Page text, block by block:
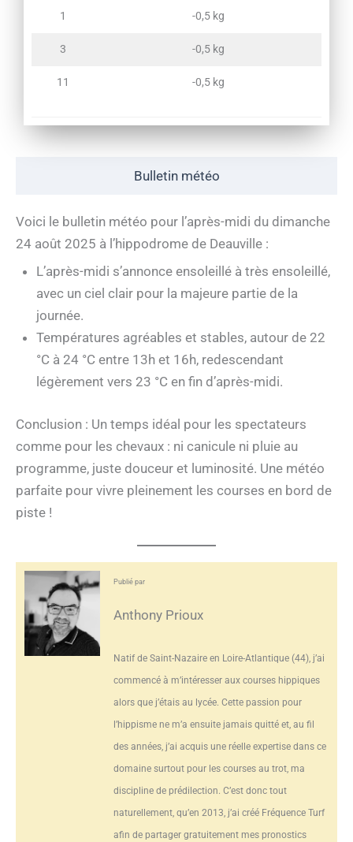
1 -0,5 kg
3 -0,5 kg
11 -0,5 kg
Bulletin météo
Voici le bulletin météo pour l’après-midi du dimanche
24 août 2025 à l’hippodrome de Deauville :
L’après-midi s’annonce ensoleillé à très ensoleillé,
avec un ciel clair pour la majeure partie de la
journée.
Températures agréables et stables, autour de 22
°C à 24 °C entre 13h et 16h, redescendant
légèrement vers 23 °C en fin d’après-midi.
Conclusion : Un temps idéal pour les spectateurs
comme pour les chevaux : ni canicule ni pluie au
programme, juste douceur et luminosité. Une météo
parfaite pour vivre pleinement les courses en bord de
piste !
Publié par
Anthony Prioux
Natif de Saint-Nazaire en Loire-Atlantique (44), j’ai
commencé à m’intéresser aux courses hippiques
alors que j’étais au lycée. Cette passion pour
l’hippisme ne m’a ensuite jamais quitté et, au fil
des années, j’ai acquis une réelle expertise dans ce
domaine surtout pour les courses au trot, ma
discipline de prédilection. C’est donc tout
naturellement, qu’en 2013, j’ai créé Fréquence Turf
afin de partager gratuitement mes pronostics